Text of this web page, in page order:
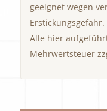
geeignet wegen
Erstickungsgefahr.
Alle hier
Mehrwertsteuer